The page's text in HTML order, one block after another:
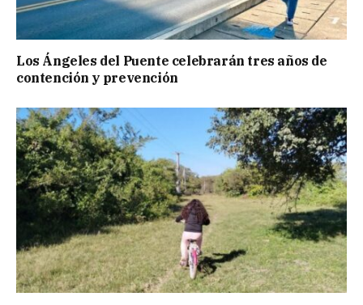
Los Ángeles del Puente celebrarán tres años de
contención y prevención